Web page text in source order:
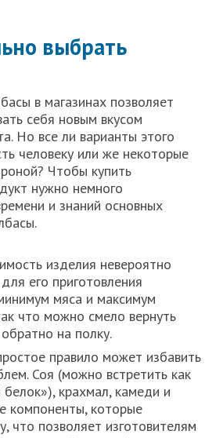
выбрать
в магазинах позволяет
себя новым вкусом
Но все ли варианты этого
человеку или же некоторые
Чтобы купить
нужно немного
и знаний основных
изделия невероятно
его приготовления
мяса и максимум
что можно смело вернуть
на полку.
правило может избавить
Соя (можно встретить как
белок»), крахмал, камеди и
компоненты, которые
что позволяет изготовителям